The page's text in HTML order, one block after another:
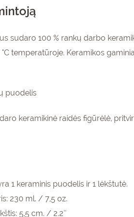
sudaro 100 % rankų darbo
temperatūroje. Keramikos
puodelis
keramikinė raidės figūrėlė,
1 keraminis puodelis ir 1 lėkštutė.
230 ml. / 7,5 oz.
5,5 cm. / 2.2″